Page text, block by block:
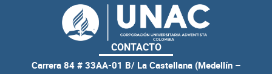
CONTACTO
Carrera 84 # 33AA-01 B/ La Castellana (Medellín –